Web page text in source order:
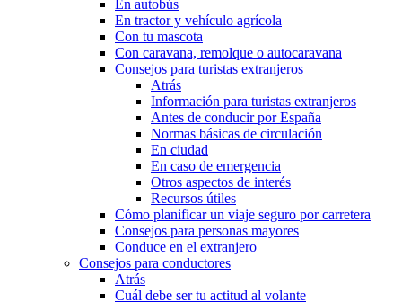
En autobús
En tractor y vehículo agrícola
Con tu mascota
Con caravana, remolque o autocaravana
Consejos para turistas extranjeros
Atrás
Información para turistas extranjeros
Antes de conducir por España
Normas básicas de circulación
En ciudad
En caso de emergencia
Otros aspectos de interés
Recursos útiles
Cómo planificar un viaje seguro por carretera
Consejos para personas mayores
Conduce en el extranjero
Consejos para conductores
Atrás
Cuál debe ser tu actitud al volante